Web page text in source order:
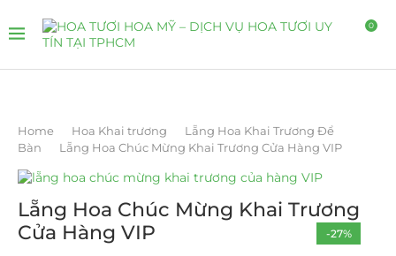
0
Home Hoa Khai trương
Lẵng Hoa Khai Trương Để
Bàn
Lẵng Hoa Chúc Mừng Khai Trương Cửa Hàng VIP
-27%
Lẵng Hoa Chúc Mừng Khai Trương
Cửa Hàng VIP